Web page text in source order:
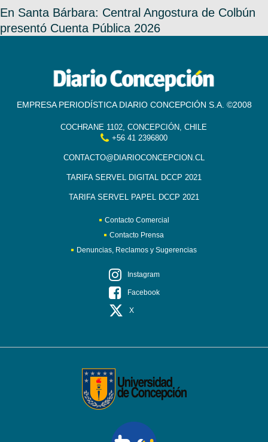
En Santa Bárbara: Central Angostura de Colbún
presentó Cuenta Pública 2026
EMPRESA PERIODÍSTICA DIARIO CONCEPCIÓN S.A. ©2008
COCHRANE 1102, CONCEPCIÓN, CHILE
+56 41 2396800
CONTACTO@DIARIOCONCEPCION.CL
TARIFA SERVEL DIGITAL DCCP 2021
TARIFA SERVEL PAPEL DCCP 2021
Contacto Comercial
Contacto Prensa
Denuncias, Reclamos y Sugerencias
Instagram
Facebook
X